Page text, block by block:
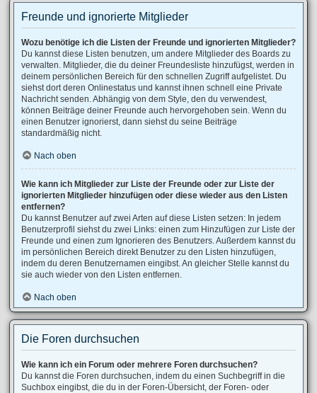
Freunde und ignorierte Mitglieder
Wozu benötige ich die Listen der Freunde und ignorierten Mitglieder?
Du kannst diese Listen benutzen, um andere Mitglieder des Boards zu
verwalten. Mitglieder, die du deiner Freundesliste hinzufügst, werden in
deinem persönlichen Bereich für den schnellen Zugriff aufgelistet. Du
siehst dort deren Onlinestatus und kannst ihnen schnell eine Private
Nachricht senden. Abhängig von dem Style, den du verwendest,
können Beiträge deiner Freunde auch hervorgehoben sein. Wenn du
einen Benutzer ignorierst, dann siehst du seine Beiträge
standardmäßig nicht.
Nach oben
Wie kann ich Mitglieder zur Liste der Freunde oder zur Liste der
ignorierten Mitglieder hinzufügen oder diese wieder aus den Listen
entfernen?
Du kannst Benutzer auf zwei Arten auf diese Listen setzen: In jedem
Benutzerprofil siehst du zwei Links: einen zum Hinzufügen zur Liste der
Freunde und einen zum Ignorieren des Benutzers. Außerdem kannst du
im persönlichen Bereich direkt Benutzer zu den Listen hinzufügen,
indem du deren Benutzernamen eingibst. An gleicher Stelle kannst du
sie auch wieder von den Listen entfernen.
Nach oben
Die Foren durchsuchen
Wie kann ich ein Forum oder mehrere Foren durchsuchen?
Du kannst die Foren durchsuchen, indem du einen Suchbegriff in die
Suchbox eingibst, die du in der Foren-Übersicht, der Foren- oder